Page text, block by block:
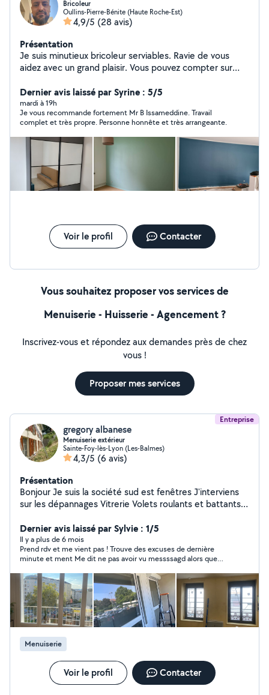
Bricoleur
Oullins-Pierre-Bénite (Haute Roche-Est)
4,9/5 (28 avis)
Présentation
Je suis minutieux bricoleur serviables. Ravie de vous
aidez avec un grand plaisir. Vous pouvez compter sur
meubles récupérer des objets dans les magasins. Je
suis à votre service.
Dernier avis laissé par Syrine : 5/5
mardi à 19h
Je vous recommande fortement Mr B Issameddine. Travail
complet et très propre. Personne honnête et très arrangeante.
Voir le profil Contacter
Vous souhaitez proposer vos services de
Menuiserie - Huisserie - Agencement ?
Inscrivez-vous et répondez aux demandes près de chez
vous !
Proposer mes services
Entreprise
gregory albanese
Menuiserie extérieur
Sainte-Foy-lès-Lyon (Les-Balmes)
4,3/5 (6 avis)
Présentation
Bonjour Je suis la société sud est fenêtres J'interviens
sur les dépannages Vitrerie Volets roulants et battants
Pergolas Neuf et rénovation Porte de garage Et portail
Dernier avis laissé par Sylvie : 1/5
Il y a plus de 6 mois
Prend rdv et me vient pas ! Trouve des excuses de dernière
minute et ment Me dit ne pas avoir vu messssagd alors que
meme pas mon adresse et me dit être près de chez moi! A fuir !
M’a fait perdre mon temps et repousser une question plus
qu’urgente !
Menuiserie
Voir le profil Contacter